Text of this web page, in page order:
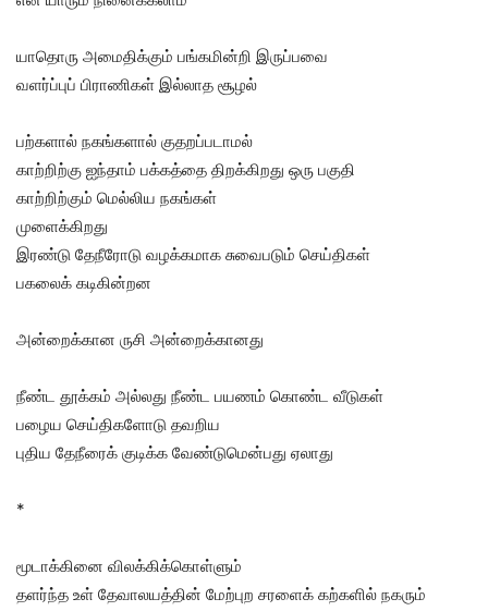
யாதொரு அமைதிக்கும் பங்கமின்றி இருப்பவை
வளர்ப்புப் பிராணிகள் இல்லாத சூழல்
பற்களால் நகங்களால் குதறப்படாமல்
காற்றிற்கு ஐந்தாம் பக்கத்தை திறக்கிறது ஒரு பகுதி
காற்றிற்கும் மெல்லிய நகங்கள்
முளைக்கிறது
இரண்டு தேநீரோடு வழக்கமாக சுவைபடும் செய்திகள்
பகலைக் கடிகின்றன
அன்றைக்கான ருசி அன்றைக்கானது
நீண்ட தூக்கம் அல்லது நீண்ட பயணம் கொண்ட வீடுகள்
பழைய செய்திகளோடு தவறிய
புதிய தேநீரைக் குடிக்க வேண்டுமென்பது ஏலாது
*
மூடாக்கினை விலக்கிக்கொள்ளும்
தளர்ந்த உள் தேவாலயத்தின் மேற்புற சரளைக் கற்களில் நகரும்